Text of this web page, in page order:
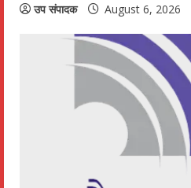
उप संपादक August 6, 2026